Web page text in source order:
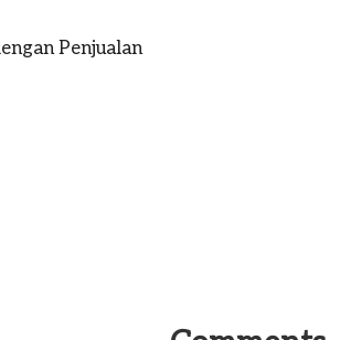
Penjualan